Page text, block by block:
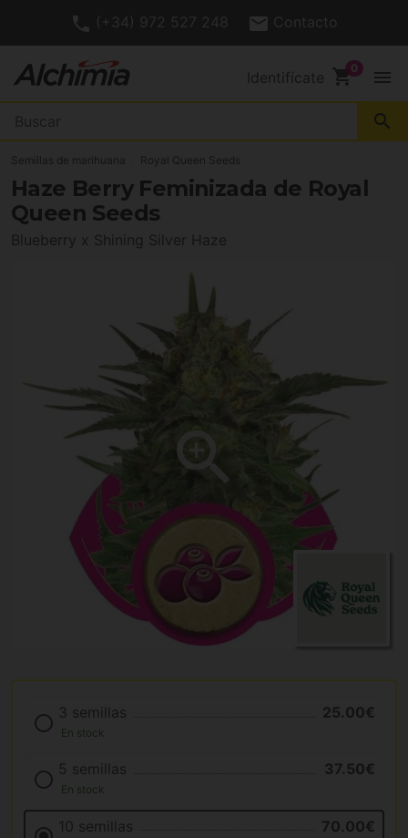
(+34) 972 527 248 Contacto
Identifícate shopping_cart menu
search
Semillas de marihuana Royal Queen Seeds
Haze Berry Feminizada de Royal
Queen Seeds
Blueberry x Shining Silver Haze
3 semillas 25.00€
En stock
5 semillas 37.50€
En stock
10 semillas 70.00€